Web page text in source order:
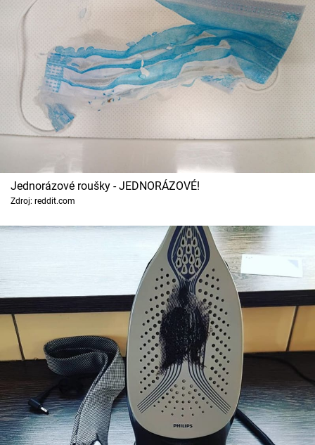
Jednorázové roušky - JEDNORÁZOVÉ!
Zdroj: reddit.com